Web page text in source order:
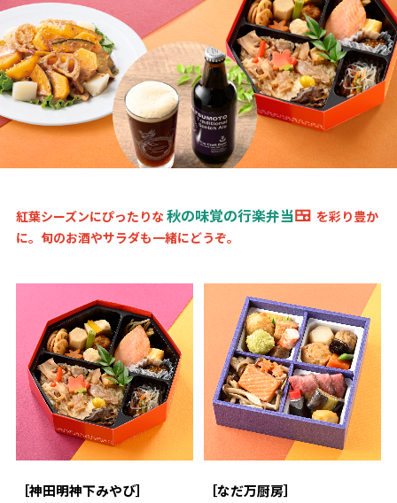
紅葉シーズンにぴったりな秋の味覚の行楽弁当🍱 を彩り豊か
に。旬のお酒やサラダも一緒にどうぞ。
［神田明神下みやび］
［なだ万厨房］